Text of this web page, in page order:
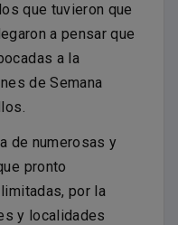
que tuvieron que
a pensar que
a la
de Semana
de numerosas y
pronto
por la
y localidades